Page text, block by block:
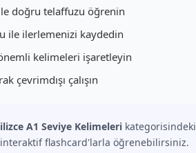
doğru telaffuzu öğrenin
ile ilerlemenizi kaydedin
kelimeleri işaretleyin
çevrimdışı çalışın
A1 Seviye Kelimeleri kategorisindeki
interaktif flashcard'larla öğrenebilirsiniz.